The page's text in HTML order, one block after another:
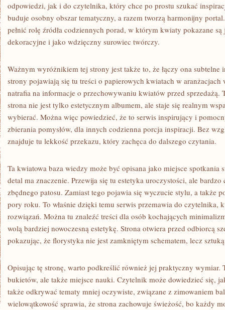
odpowiedzi, jak i do czytelnika, który chce po prostu szukać
buduje osobny obszar tematyczny, a razem tworzą harmonijny
pełnić rolę źródła codziennych porad, w którym kwiaty pokazane
dekoracyjne i jako wdzięczny surowiec twórczy.
Ważnym wyróżnikiem tej strony jest także to, że łączy ona
strony pojawiają się tu treści o papierowych kwiatach w
natrafia na informacje o przechowywaniu kwiatów przed sprzedażą.
strona nie jest tylko estetycznym albumem, ale staje się realnym
wybierać. Można więc powiedzieć, że to serwis inspirujący i
zbierania pomysłów, dla innych codzienna porcja inspiracji. Bez
znajduje tu lekkość przekazu, który zachęca do dalszego czytania.
Ta kwiatowa baza wiedzy może być opisana jako miejsce
detal ma znaczenie. Przewija się tu estetyka uroczystości, ale
zbędnego patosu. Zamiast tego pojawia się wyczucie stylu, a także
pory roku. To właśnie dzięki temu serwis przemawia do czytelnika,
rozwiązań. Można tu znaleźć treści dla osób kochających
wolą bardziej nowoczesną estetykę. Strona otwiera przed odbiorcą
pokazując, że florystyka nie jest zamkniętym schematem, lecz
Opisując tę stronę, warto podkreślić również jej praktyczny wymiar.
bukietów, ale także miejsce nauki. Czytelnik może dowiedzieć się,
także odkrywać tematy mniej oczywiste, związane z zimowaniem
wielowątkowość sprawia, że strona zachowuje świeżość, bo każdy